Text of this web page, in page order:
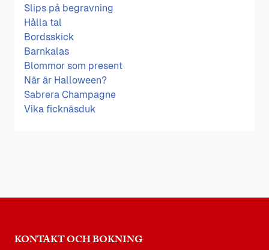
Slips på begravning
Hålla tal
Bordsskick
Barnkalas
Blommor som present
När är Halloween?
Sabrera Champagne
Vika ficknäsduk
KONTAKT OCH BOKNING